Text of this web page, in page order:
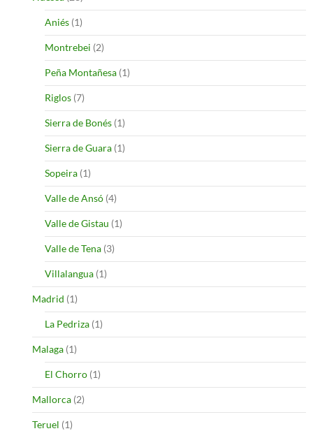
Aniés (1)
Montrebei (2)
Peña Montañesa (1)
Riglos (7)
Sierra de Bonés (1)
Sierra de Guara (1)
Sopeira (1)
Valle de Ansó (4)
Valle de Gistau (1)
Valle de Tena (3)
Villalangua (1)
Madrid (1)
La Pedriza (1)
Malaga (1)
El Chorro (1)
Mallorca (2)
Teruel (1)